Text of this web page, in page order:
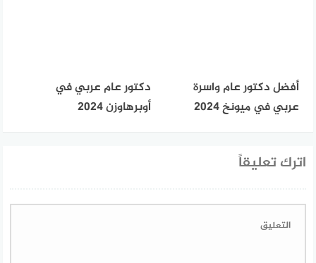
أفضل دكتور عام واسرة
عربي في ميونخ 2024
دكتور عام عربي في
أوبرهاوزن 2024
اترك تعليقاً